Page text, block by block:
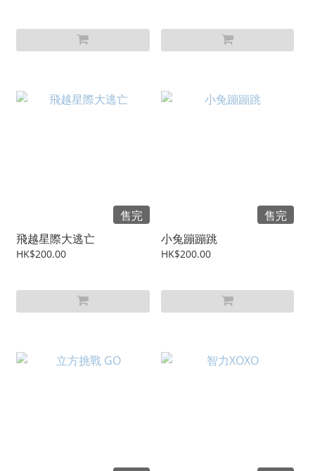
售完
飛越星際大逃亡
HK$200.00
售完
小兔蹦蹦跳
HK$200.00